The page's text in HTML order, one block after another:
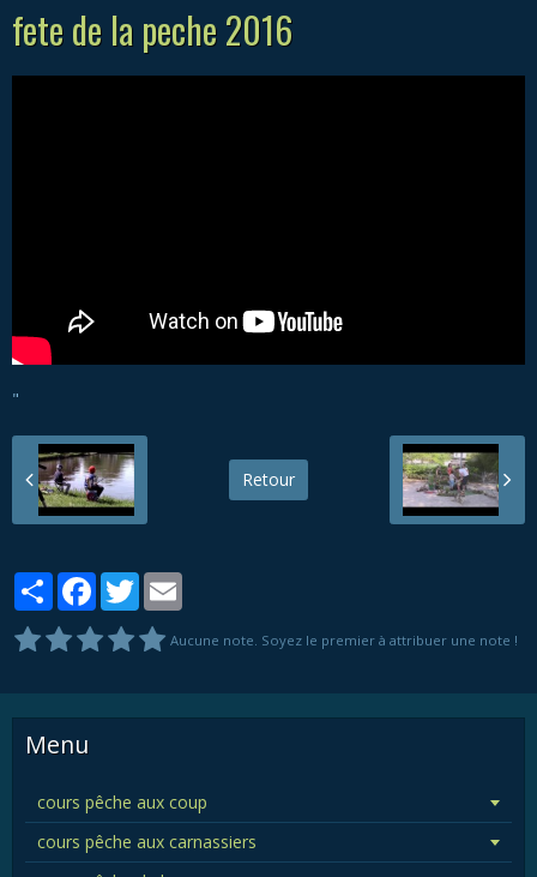
fete de la peche 2016
"
Retour
PartagerFacebook
Twitter
Aucune note. Soyez le premier à attribuer une note !
Menu
cours pêche aux coup
cours pêche aux carnassiers